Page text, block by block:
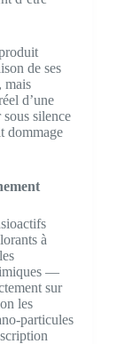
de ses
mais
d’une
silence
dommage
à
—
sur
les
particules